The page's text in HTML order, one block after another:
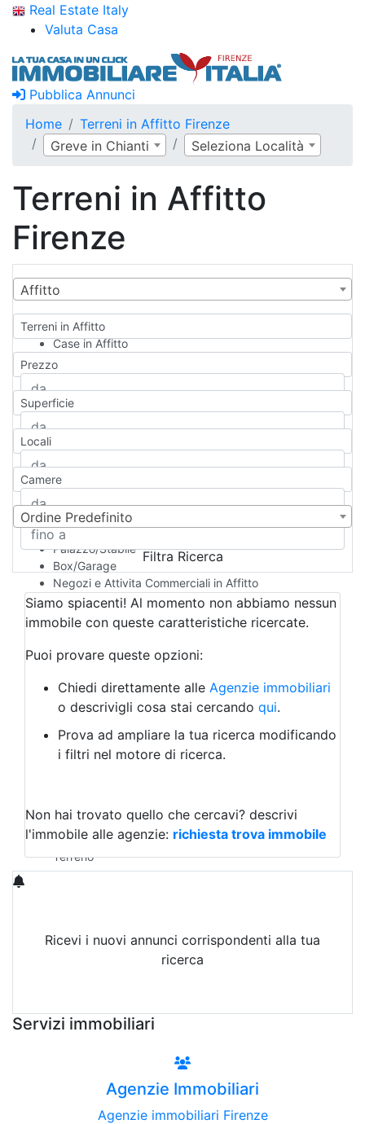
Real Estate Italy
Valuta Casa
Pubblica Annunci
Home
Terreni in Affitto Firenze
Greve in Chianti
Seleziona Località
Terreni in Affitto
Firenze
Affitto
Terreni in Affitto
Case in Affitto
Qualsiasi
Appartamento
Casa indipendente
Casa Semi-indipendente
Attico/Mansarda
Rustico/Casale
Camera d'Albergo
Multiproprietà
Palazzo/Stabile
Box/Garage
Negozi e Attivita Commerciali in Affitto
Qualsiasi
Attività/Licenza Commerciale
Azienda Agricola
Bar/Ristorante
Albergo
Laboratorio Artigianale
Negozio/locale commerciale
Agriturismo
Magazzini
Qualsiasi
Terreno edificabile
Terreno
Prezzo
Superficie
Locali
Camere
Ordine Predefinito
Filtra Ricerca
Siamo spiacenti! Al momento non abbiamo nessun
immobile con queste caratteristiche ricercate.
Puoi provare queste opzioni:
Chiedi direttamente alle Agenzie immobiliari
o descrivigli cosa stai cercando qui.
Prova ad ampliare la tua ricerca modificando
i filtri nel motore di ricerca.
Non hai trovato quello che cercavi? descrivi
l'immobile alle agenzie: richiesta trova immobile
Ricevi i nuovi annunci corrispondenti alla tua
ricerca
Servizi immobiliari
Agenzie Immobiliari
Agenzie immobiliari Firenze